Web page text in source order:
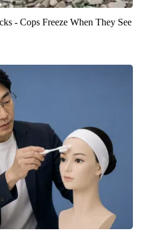
- Cops Freeze When They See